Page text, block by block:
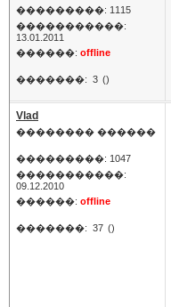
���������: 1115
�����������:
13.01.2011
������: offline
�������: 3 ()
Vlad
�������� ������
���������: 1047
�����������:
09.12.2010
������: offline
�������: 37 ()